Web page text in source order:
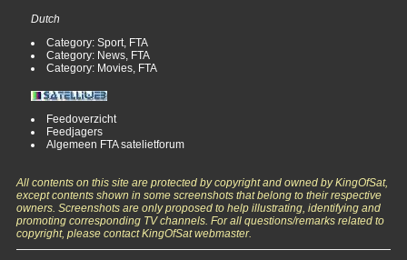
Dutch
Category: Sport, FTA
Category: News, FTA
Category: Movies, FTA
Feedoverzicht
Feedjagers
Algemeen FTA satelietforum
All contents on this site are protected by copyright and owned by KingOfSat,
except contents shown in some screenshots that belong to their respective
owners. Screenshots are only proposed to help illustrating, identifying and
promoting corresponding TV channels. For all questions/remarks related to
copyright, please contact KingOfSat webmaster.